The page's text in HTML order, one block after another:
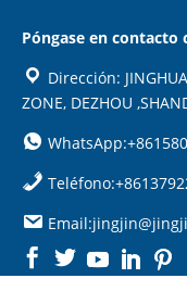
Póngase en contacto
Dirección:
ZONE, DEZHOU
 